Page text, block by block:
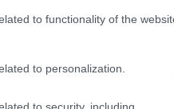
to functionality of the
to personalization.
dell'autore
da sempre la
il vignettista